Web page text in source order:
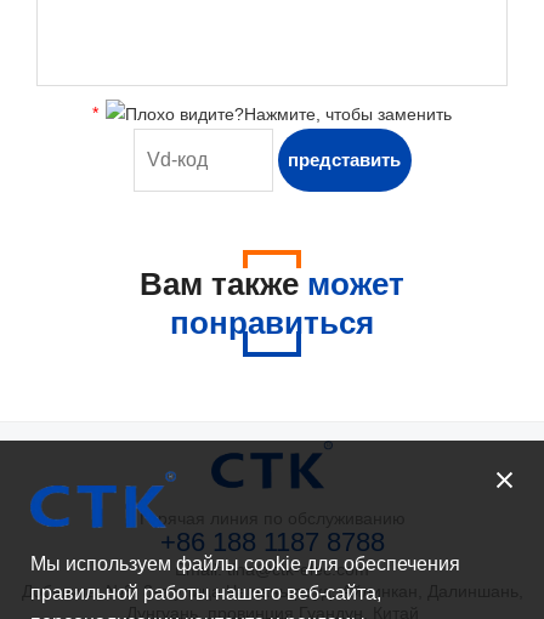
*
Вам также может
понравиться
Горячая линия по обслуживанию
+86 188 1187 8788
Email: tina@ctk-elec.com
Добавить: №3, 3-я улица Чаюань-роуд, Айлинкан, Далиншань,
Мы используем файлы cookie для обеспечения
правильной работы нашего веб-сайта,